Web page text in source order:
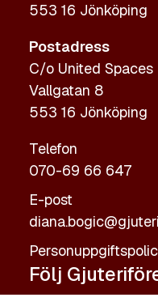
553 16 Jönköping
Postadress
C/o United Spaces
Vallgatan 8
553 16 Jönköping
Telefon
070-69 66 647
E-post
Följ